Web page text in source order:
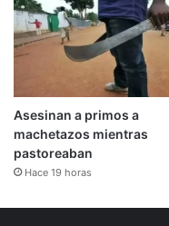
Asesinan a primos a
machetazos mientras
pastoreaban
Hace 19 horas